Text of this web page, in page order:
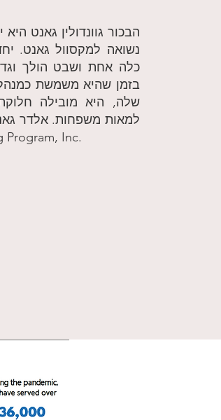
הבכור גוונדולין גאנט
נשואה למקסוול גאנט.
כלה אחת ושבט הולך
בזמן שהיא משמשת
שלה, היא מובילה
למאות משפחות. אלדר
Program, Inc.